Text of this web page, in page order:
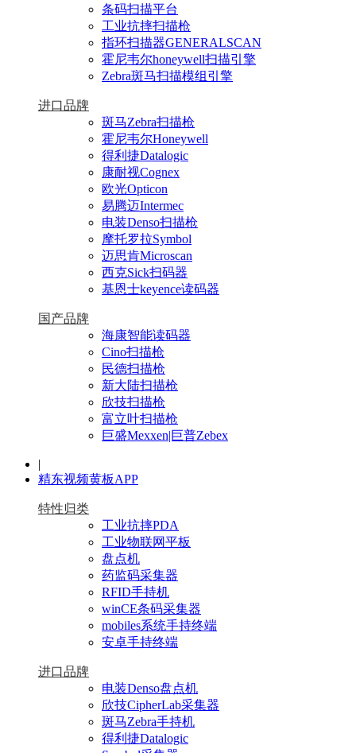
条码扫描平台
工业抗摔扫描枪
指环扫描器GENERALSCAN
霍尼韦尔honeywell扫描引擎
Zebra斑马扫描模组引擎
进口品牌
斑马Zebra扫描枪
霍尼韦尔Honeywell
得利捷Datalogic
康耐视Cognex
欧光Opticon
易腾迈Intermec
电装Denso扫描枪
摩托罗拉Symbol
迈思肯Microscan
西克Sick扫码器
基恩士keyence读码器
国产品牌
海康智能读码器
Cino扫描枪
民德扫描枪
新大陆扫描枪
欣技扫描枪
富立叶扫描枪
巨盛Mexxen|巨普Zebex
|
精东视频黄板APP
特性归类
工业抗摔PDA
工业物联网平板
盘点机
药监码采集器
RFID手持机
winCE条码采集器
mobiles系统手持终端
安卓手持终端
进口品牌
电装Denso盘点机
欣技CipherLab采集器
斑马Zebra手持机
得利捷Datalogic